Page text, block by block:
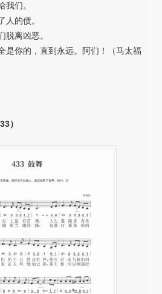
我们。
人的债。
脱离凶恶。
是你的，直到永远。阿们！（马太福
）